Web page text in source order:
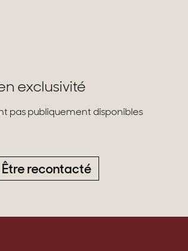
exclusivité
pas publiquement disponibles
Être recontacté